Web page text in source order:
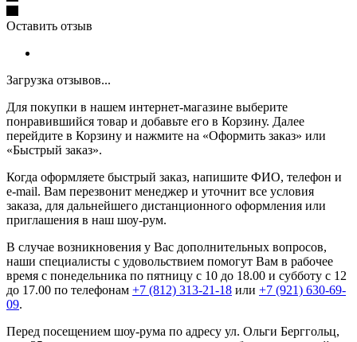
Оставить отзыв
Загрузка отзывов...
Для покупки в нашем интернет-магазине выберите
понравившийся товар и добавьте его в Корзину. Далее
перейдите в Корзину и нажмите на «Оформить заказ» или
«Быстрый заказ».
Когда оформляете быстрый заказ, напишите ФИО, телефон и
e-mail. Вам перезвонит менеджер и уточнит все условия
заказа, для дальнейшего дистанционного оформления или
приглашения в наш шоу-рум.
В случае возникновения у Вас дополнительных вопросов,
наши специалисты с удовольствием помогут Вам в рабочее
время с понедельника по пятницу с 10 до 18.00 и субботу с 12
до 17.00 по телефонам +7 (812) 313-21-18 или +7 (921) 630-69-
09.
Перед посещением шоу-рума по адресу ул. Ольги Берггольц,